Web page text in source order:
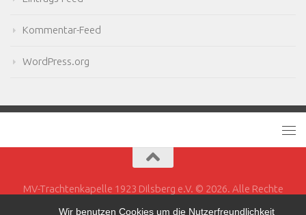
Wir benutzen Cookies um die Nutzerfreundlichkeit
Kommentar-Feed
WordPress.org
MV-Trachtenkapelle 1923 Dilsberg e.V. © 2026. Alle Rechte